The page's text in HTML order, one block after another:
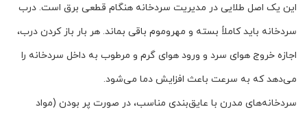
این یک اصل طلایی در مدیریت سردخانه هنگام قطعی برق است. درب
سردخانه باید کاملاً بسته و مهروموم باقی بماند. هر بار باز کردن درب،
اجازه خروج هوای سرد و ورود هوای گرم و مرطوب به داخل سردخانه را
می‌دهد که به سرعت باعث افزایش دما می‌شود.
سردخانه‌های مدرن با عایق‌بندی مناسب، در صورت پر بودن (مواد